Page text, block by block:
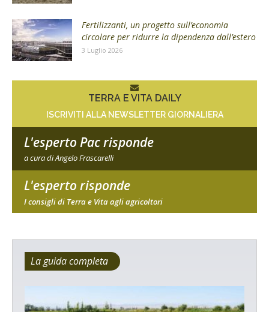
Fertilizzanti, un progetto sull’economia
circolare per ridurre la dipendenza dall’estero
3 Luglio 2026
TERRA E VITA DAILY
ISCRIVITI ALLA NEWSLETTER GIORNALIERA
L'esperto Pac risponde
a cura di Angelo Frascarelli
L'esperto risponde
I consigli di Terra e Vita agli agricoltori
La guida completa